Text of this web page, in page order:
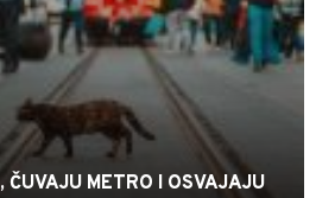
ČUVAJU METRO I OSVAJAJU